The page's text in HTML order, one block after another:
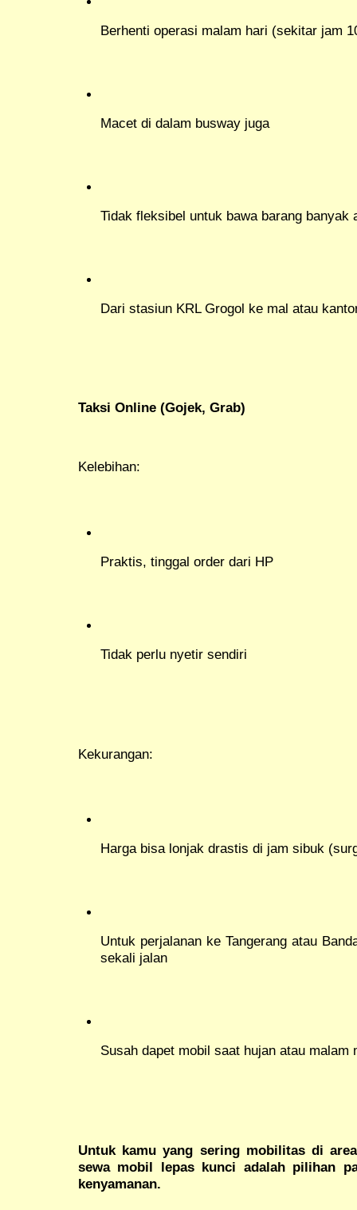
Berhenti operasi malam hari (sekitar jam
Macet di dalam busway juga
Tidak fleksibel untuk bawa barang banyak
Dari stasiun KRL Grogol ke mal atau
Taksi Online (Gojek, Grab)
Kelebihan:
Praktis, tinggal order dari HP
Tidak perlu nyetir sendiri
Kekurangan:
Harga bisa lonjak drastis di jam sibuk
Untuk perjalanan ke Tangerang atau
sekali jalan
Susah dapet mobil saat hujan atau malam
Untuk kamu yang sering mobilitas di
sewa mobil lepas kunci adalah pilihan
kenyamanan.